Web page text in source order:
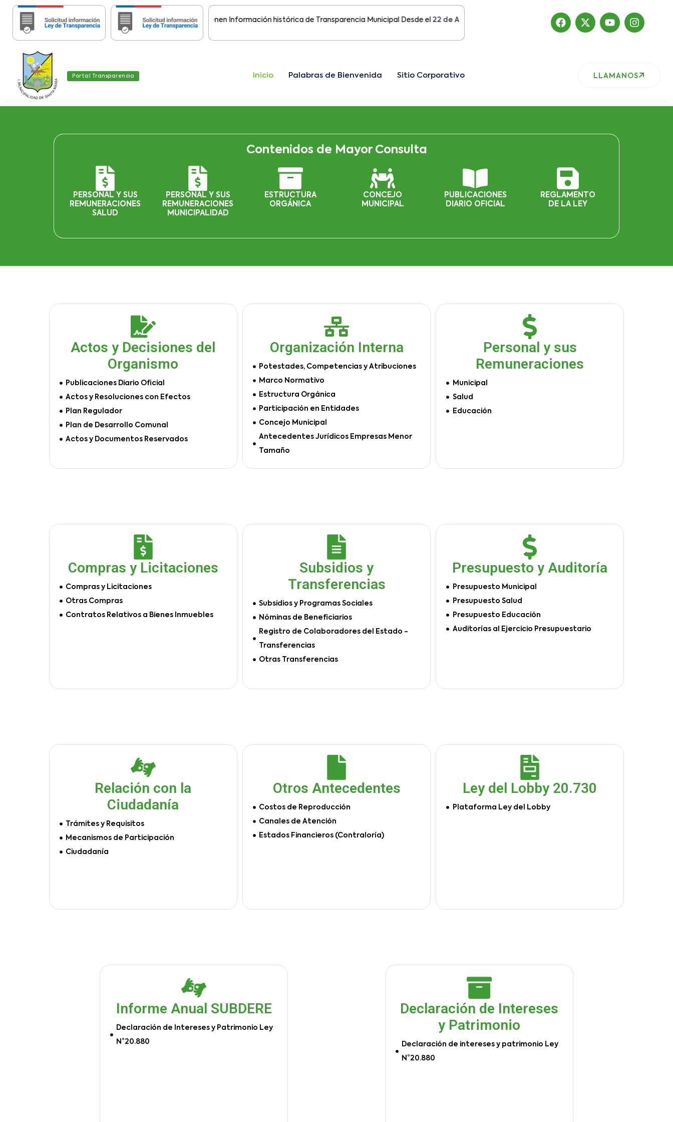
Importante: Estas páginas contienen Información histórica de Transparencia Municipal Desde el22 de Agosto del 2019 , nuestro sitio ha migrado
Portal Transparencia Inicio Palabras de Bienvenida Sitio Corporativo LLAMANOS
Contenidos de Mayor Consulta
PERSONAL Y SUS
REMUNERACIONES
SALUD
PERSONAL Y SUS
REMUNERACIONES
MUNICIPALIDAD
ESTRUCTURA
ORGÁNICA
CONCEJO
MUNICIPAL
PUBLICACIONES
DIARIO OFICIAL
REGLAMENTO
DE LA LEY
Actos y Decisiones del
Organismo
Publicaciones Diario Oficial
Actos y Resoluciones con Efectos
Plan Regulador
Plan de Desarrollo Comunal
Actos y Documentos Reservados
Organización Interna
Potestades, Competencias y Atribuciones
Marco Normativo
Estructura Orgánica
Participación en Entidades
Concejo Municipal
Antecedentes Jurídicos Empresas Menor
Tamaño
Personal y sus
Remuneraciones
Municipal
Salud
Educación
Compras y Licitaciones
Compras y Licitaciones
Otras Compras
Contratos Relativos a Bienes Inmuebles
Subsidios y
Transferencias
Subsidios y Programas Sociales
Nóminas de Beneficiarios
Registro de Colaboradores del Estado -
Transferencias
Otras Transferencias
Presupuesto y Auditoría
Presupuesto Municipal
Presupuesto Salud
Presupuesto Educación
Auditorías al Ejercicio Presupuestario
Relación con la
Ciudadanía
Trámites y Requisitos
Mecanismos de Participación
Ciudadanía
Otros Antecedentes
Costos de Reproducción
Canales de Atención
Estados Financieros (Contraloría)
Ley del Lobby 20.730
Plataforma Ley del Lobby
Informe Anual SUBDERE
Declaración de Intereses y Patrimonio Ley
N°20.880
Declaración de Intereses
y Patrimonio
Declaración de intereses y patrimonio Ley
N°20.880